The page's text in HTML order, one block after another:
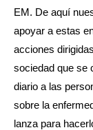
EM. De aquí
apoyar a estas
acciones
sociedad que se
diario a las
sobre la
lanza para